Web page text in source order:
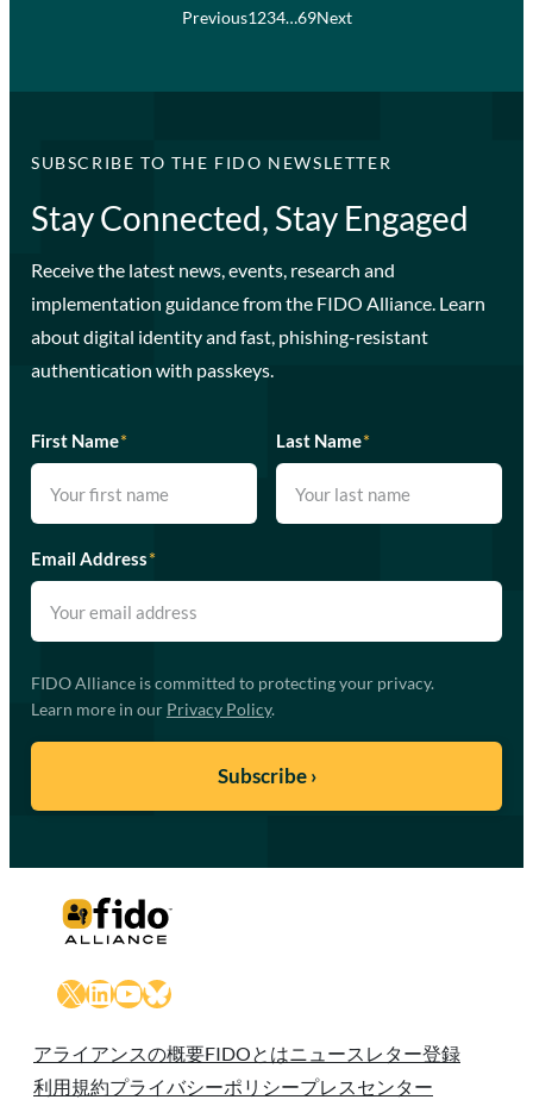
Previous1234…69Next
SUBSCRIBE TO THE FIDO NEWSLETTER
Stay Connected, Stay Engaged
Receive the latest news, events, research and
implementation guidance from the FIDO Alliance. Learn
about digital identity and fast, phishing-resistant
authentication with passkeys.
First Name* Last Name*
Email Address*
FIDO Alliance is committed to protecting your privacy.
Learn more in our Privacy Policy.
X LinkedIn
YouTube
Bluesky
アライアンスの概要FIDOとは ニュースレター登録
利用規約プライバシーポリシープレスセンター